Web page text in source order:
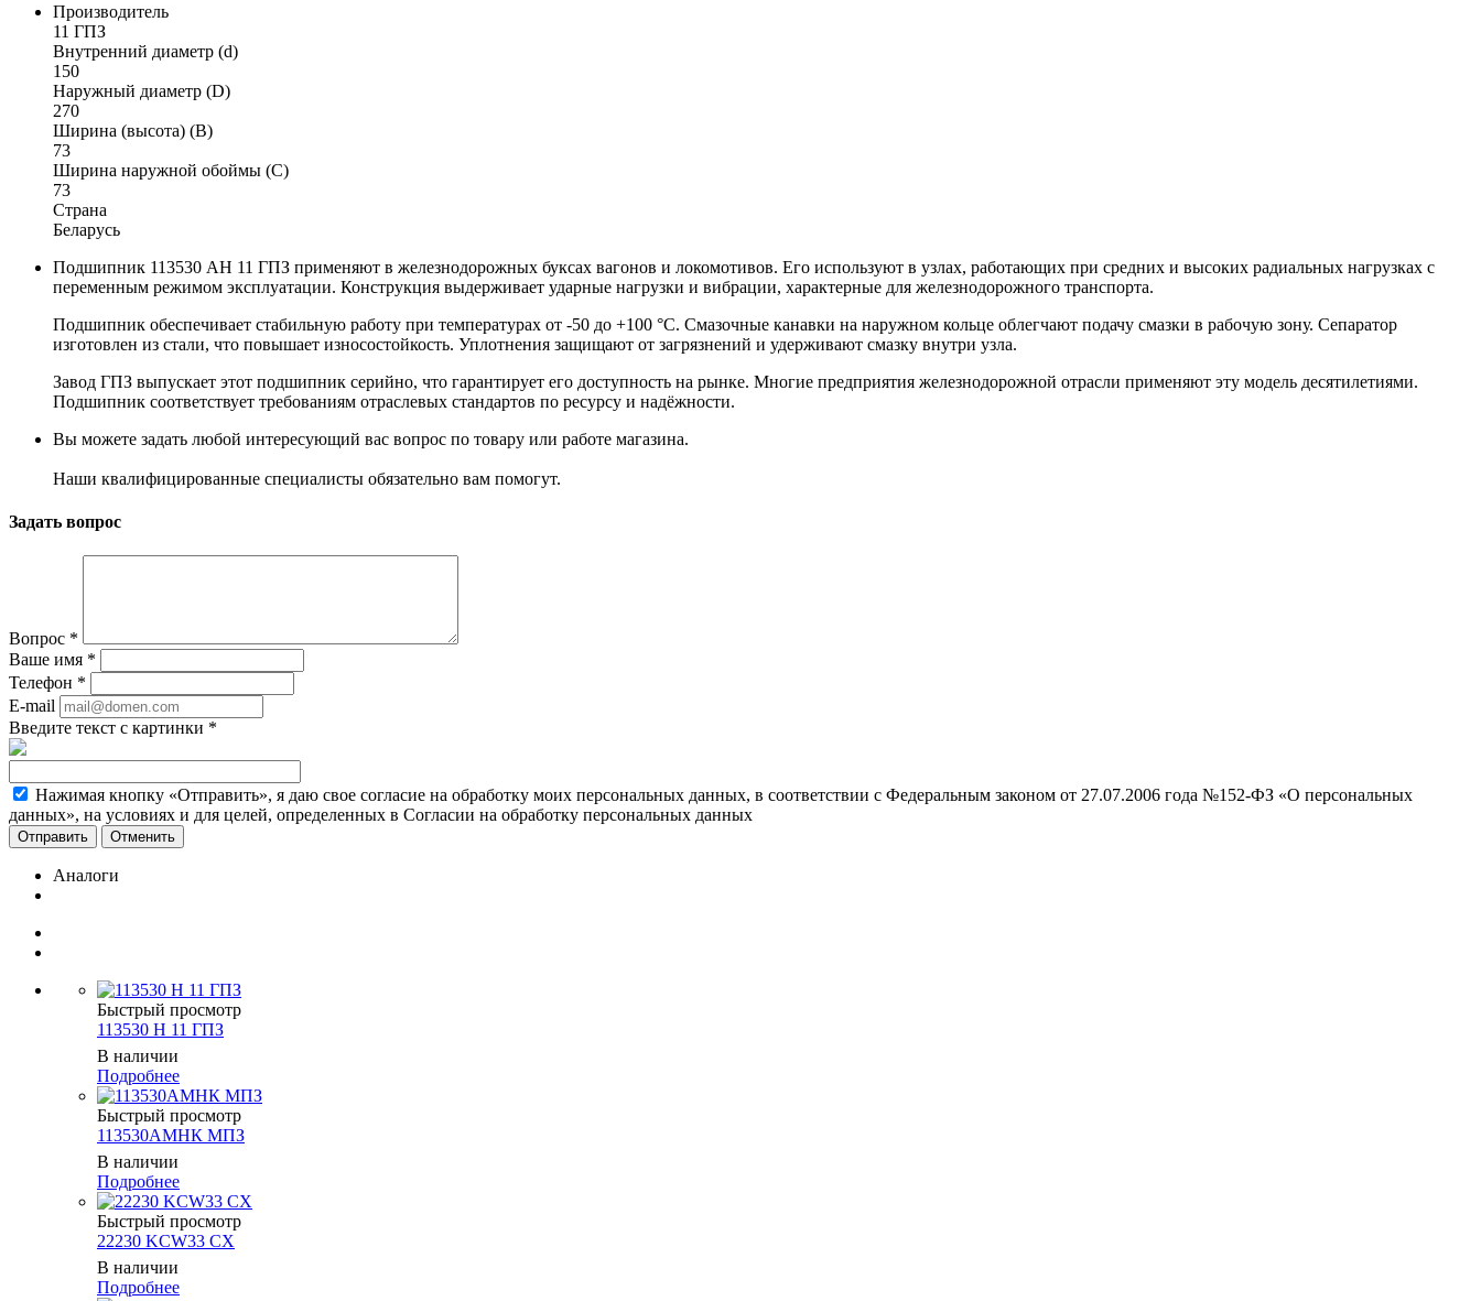
Производитель
11 ГПЗ
Внутренний диаметр (d)
150
Наружный диаметр (D)
270
Ширина (высота) (B)
73
Ширина наружной обоймы (C)
73
Страна
Беларусь
Подшипник 113530 АН 11 ГПЗ применяют в железнодорожных буксах вагонов и локомотивов. Его используют в узлах, работающих при средних и высоких радиальных нагрузках с
переменным режимом эксплуатации. Конструкция выдерживает ударные нагрузки и вибрации, характерные для железнодорожного транспорта.
Подшипник обеспечивает стабильную работу при температурах от -50 до +100 °C. Смазочные канавки на наружном кольце облегчают подачу смазки в рабочую зону. Сепаратор
изготовлен из стали, что повышает износостойкость. Уплотнения защищают от загрязнений и удерживают смазку внутри узла.
Завод ГПЗ выпускает этот подшипник серийно, что гарантирует его доступность на рынке. Многие предприятия железнодорожной отрасли применяют эту модель десятилетиями.
Подшипник соответствует требованиям отраслевых стандартов по ресурсу и надёжности.
Вы можете задать любой интересующий вас вопрос по товару или работе магазина.
Наши квалифицированные специалисты обязательно вам помогут.
Задать вопрос
Вопрос *
Ваше имя *
Телефон *
E-mail
Введите текст с картинки *
Нажимая кнопку «Отправить», я даю свое согласие на обработку моих персональных данных, в соответствии с Федеральным законом от 27.07.2006 года №152-ФЗ «О персональных
данных», на условиях и для целей, определенных в Согласии на обработку персональных данных
Отменить
Аналоги
Быстрый просмотр
113530 Н 11 ГПЗ
В наличии
Подробнее
Быстрый просмотр
113530АМНК МПЗ
В наличии
Подробнее
Быстрый просмотр
22230 KCW33 CX
В наличии
Подробнее